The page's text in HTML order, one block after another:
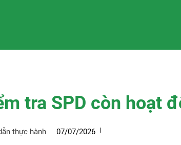
tra SPD còn hoạt
thực hành 07/07/2026